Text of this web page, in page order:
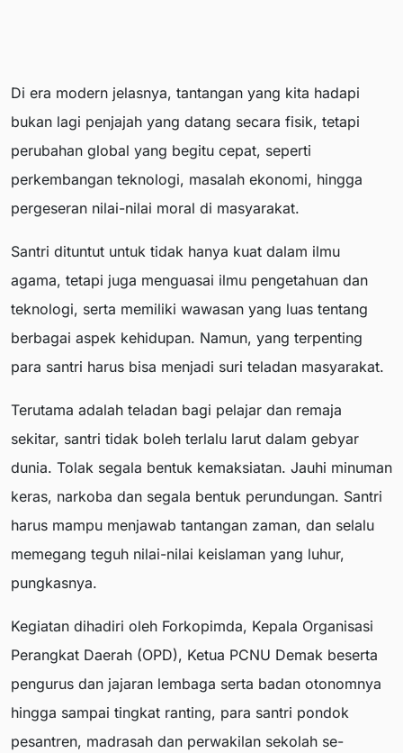
Di era modern jelasnya, tantangan yang kita hadapi
bukan lagi penjajah yang datang secara fisik, tetapi
perubahan global yang begitu cepat, seperti
perkembangan teknologi, masalah ekonomi, hingga
pergeseran nilai-nilai moral di masyarakat.
Santri dituntut untuk tidak hanya kuat dalam ilmu
agama, tetapi juga menguasai ilmu pengetahuan dan
teknologi, serta memiliki wawasan yang luas tentang
berbagai aspek kehidupan. Namun, yang terpenting
para santri harus bisa menjadi suri teladan masyarakat.
Terutama adalah teladan bagi pelajar dan remaja
sekitar, santri tidak boleh terlalu larut dalam gebyar
dunia. Tolak segala bentuk kemaksiatan. Jauhi minuman
keras, narkoba dan segala bentuk perundungan. Santri
harus mampu menjawab tantangan zaman, dan selalu
memegang teguh nilai-nilai keislaman yang luhur,
pungkasnya.
Kegiatan dihadiri oleh Forkopimda, Kepala Organisasi
Perangkat Daerah (OPD), Ketua PCNU Demak beserta
pengurus dan jajaran lembaga serta badan otonomnya
hingga sampai tingkat ranting, para santri pondok
pesantren, madrasah dan perwakilan sekolah se-